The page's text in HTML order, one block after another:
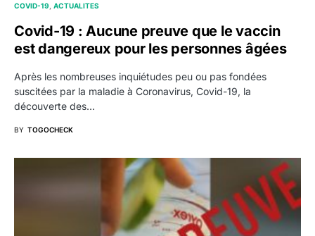
COVID-19 ACTUALITES
Covid-19 : Aucune preuve que le vaccin
est dangereux pour les personnes âgées
Après les nombreuses inquiétudes peu ou pas fondées
suscitées par la maladie à Coronavirus, Covid-19, la
découverte des…
BY TOGOCHECK